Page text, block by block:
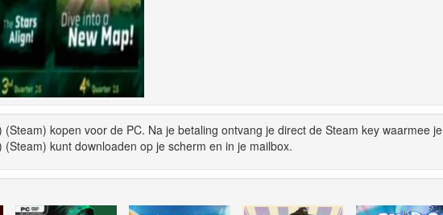
kopen voor de PC. Na je betaling ontvang je direct de Steam key waarmee je
kunt downloaden op je scherm en in je mailbox.